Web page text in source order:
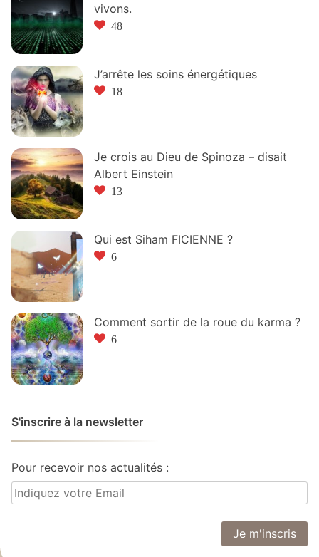
vivons.
48
J’arrête les soins énergétiques
18
Je crois au Dieu de Spinoza – disait
Albert Einstein
13
Qui est Siham FICIENNE ?
6
Comment sortir de la roue du karma ?
6
S'inscrire à la newsletter
Pour recevoir nos actualités :